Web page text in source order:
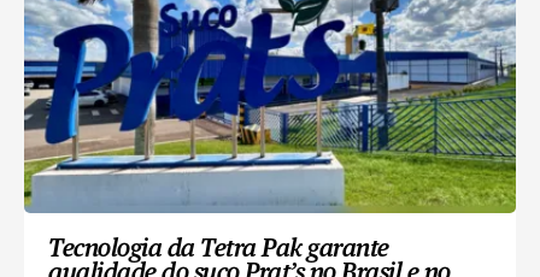
Tecnologia da Tetra Pak garante